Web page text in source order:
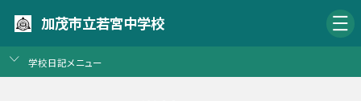
加茂市立若宮中学校
学校日記メニュー